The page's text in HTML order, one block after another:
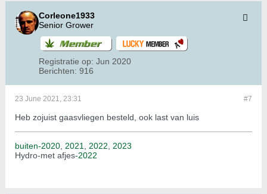
Corleone1933
Senior Grower
Registratie op: Jun 2020
Berichten: 916
#7
23 June 2021, 23:31
Heb zojuist gaasvliegen besteld, ook last van luis
buiten-2020 2021 2022
2023
Hydro-met afjes-2022